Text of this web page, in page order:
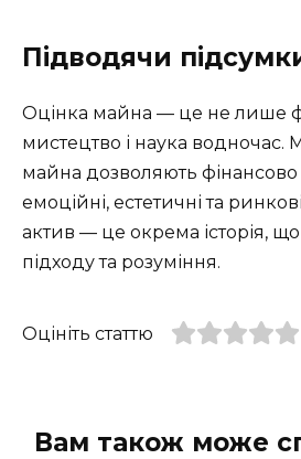
Підводячи
Оцінка майна — це не лише
мистецтво і наука водночас.
майна дозволяють фінансово
емоційні, естетичні та
актив — це окрема історія,
підходу та розуміння.
Оцініть статтю
Вам також може